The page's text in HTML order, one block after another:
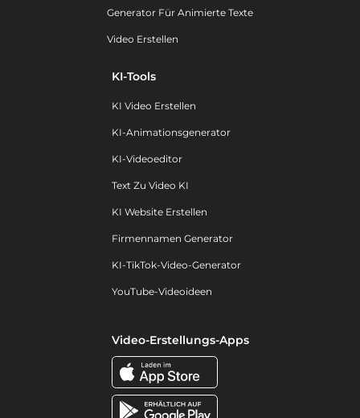
Generator Für Animierte Texte
Video Erstellen
KI-Tools
KI Video Erstellen
KI-Animationsgenerator
KI-Videoeditor
Text Zu Video KI
KI Website Erstellen
Firmennamen Generator
KI-TikTok-Video-Generator
YouTube-Videoideen
Video-Erstellungs-Apps